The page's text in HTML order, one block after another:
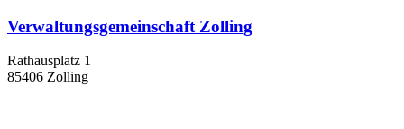
Verwaltungsgemeinschaft Zolling
Rathausplatz 1
85406 Zolling